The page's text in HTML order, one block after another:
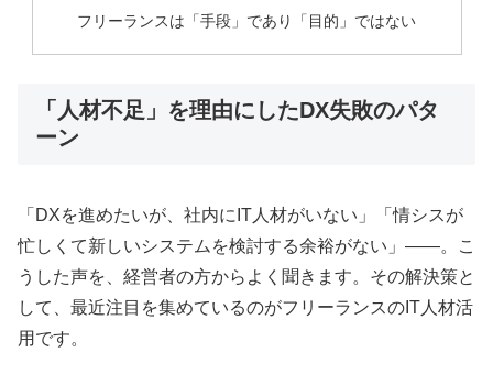
フリーランスは「手段」であり「目的」ではない
「人材不足」を理由にしたDX失敗のパタ
ーン
「DXを進めたいが、社内にIT人材がいない」「情シスが
忙しくて新しいシステムを検討する余裕がない」——。こ
うした声を、経営者の方からよく聞きます。その解決策と
して、最近注目を集めているのがフリーランスのIT人材活
用です。